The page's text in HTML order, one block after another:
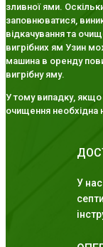
зливної ями.
заповнюватися,
відкачування та
вигрібних ям Узин
машина в оренду
вигрібну яму.
У тому випадку,
очищення необхідна
У